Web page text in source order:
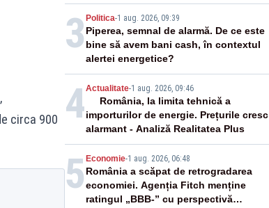
circa 900
3 Politica-1 aug. 2026, 09:39
Piperea, semnal de alarmă. De ce este
bine să avem bani cash, în contextul
alertei energetice?
4Actualitate-1 aug. 2026, 09:46
România, la limita tehnică a
importurilor de energie. Prețurile cresc
alarmant - Analiză Realitatea Plus
5 Economie-1 aug. 2026, 06:48
România a scăpat de retrogradarea
economiei. Agenția Fitch menține
ratingul „BBB-” cu perspectivă